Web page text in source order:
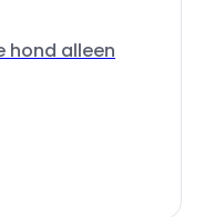
hond alleen